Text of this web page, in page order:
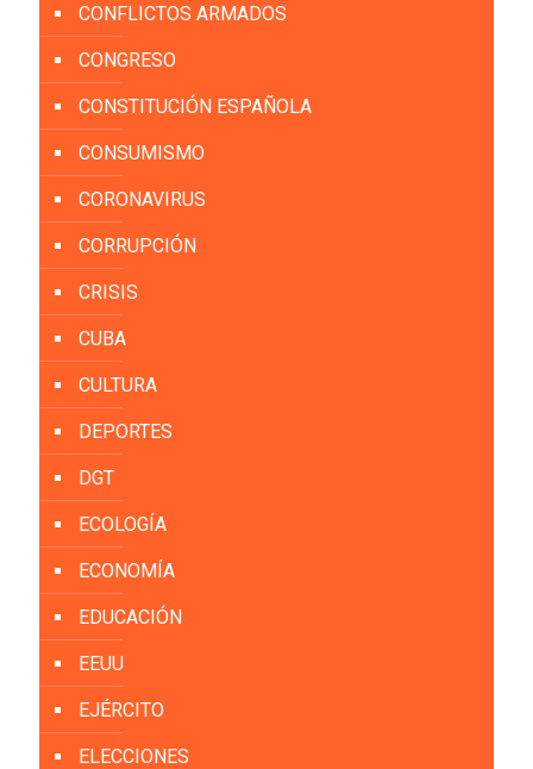
CONFLICTOS ARMADOS
CONGRESO
CONSTITUCIÓN ESPAÑOLA
CONSUMISMO
CORONAVIRUS
CORRUPCIÓN
CRISIS
CUBA
CULTURA
DEPORTES
DGT
ECOLOGÍA
ECONOMÍA
EDUCACIÓN
EEUU
EJÉRCITO
ELECCIONES